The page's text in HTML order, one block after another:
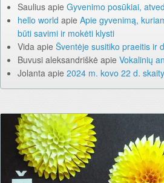
Saulius apie Gyvenimo posūkiai,
hello world apie Apie gyvenimą,
būti savimi ir mokėti klysti
Vida apie Šventėje susitiko praeitis ir
Buvusi aleksandriškė apie Vokalinių
Jolanta apie 2024 m. kovo 22 d.